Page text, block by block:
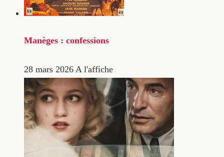
Manèges : confessions
28 mars 2026 A l'affiche